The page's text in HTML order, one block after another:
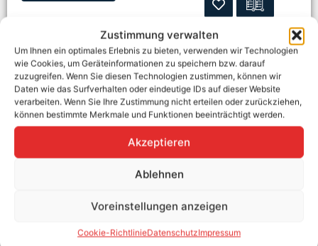
Zustimmung verwalten
Um Ihnen ein optimales Erlebnis zu bieten, verwenden wir Technologien
wie Cookies, um Geräteinformationen zu speichern bzw. darauf
zuzugreifen. Wenn Sie diesen Technologien zustimmen, können wir
Daten wie das Surfverhalten oder eindeutige IDs auf dieser Website
verarbeiten. Wenn Sie Ihre Zustimmung nicht erteilen oder zurückziehen,
können bestimmte Merkmale und Funktionen beeinträchtigt werden.
Akzeptieren
Ablehnen
Voreinstellungen anzeigen
Cookie-RichtlinieDatenschutzImpressum